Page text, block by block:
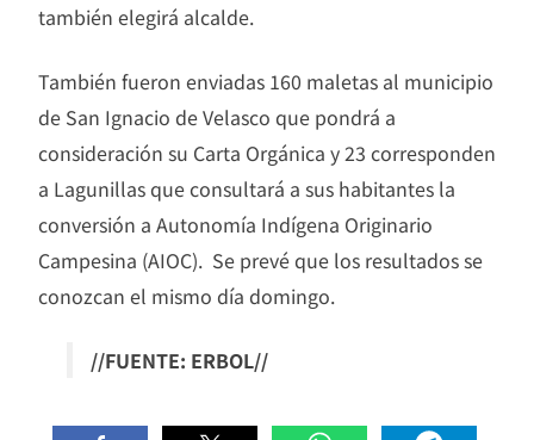
también elegirá alcalde.
También fueron enviadas 160 maletas al municipio
de San Ignacio de Velasco que pondrá a
consideración su Carta Orgánica y 23 corresponden
a Lagunillas que consultará a sus habitantes la
conversión a Autonomía Indígena Originario
Campesina (AIOC). Se prevé que los resultados se
conozcan el mismo día domingo.
//FUENTE: ERBOL//